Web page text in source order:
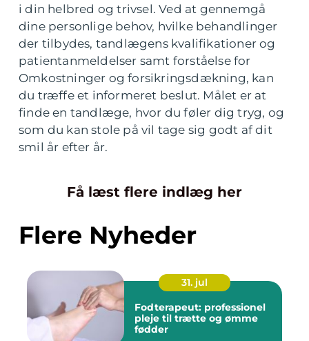
i din helbred og trivsel. Ved at gennemgå
dine personlige behov, hvilke behandlinger
der tilbydes, tandlægens kvalifikationer og
patientanmeldelser samt forståelse for
Omkostninger og forsikringsdækning, kan
du træffe et informeret beslut. Målet er at
finde en tandlæge, hvor du føler dig tryg, og
som du kan stole på vil tage sig godt af dit
smil år efter år.
Få læst flere indlæg her
Flere Nyheder
31. jul
Fodterapeut: professionel
pleje til trætte og ømme
fødder